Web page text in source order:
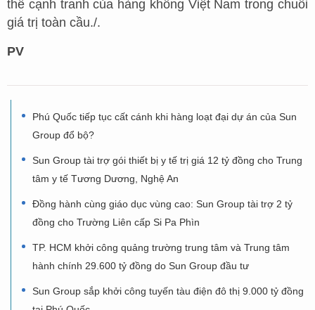
thế cạnh tranh của hàng không Việt Nam trong chuỗi
giá trị toàn cầu./.
PV
Phú Quốc tiếp tục cất cánh khi hàng loạt đại dự án của Sun
Group đổ bộ?
Sun Group tài trợ gói thiết bị y tế trị giá 12 tỷ đồng cho Trung
tâm y tế Tương Dương, Nghệ An
Đồng hành cùng giáo dục vùng cao: Sun Group tài trợ 2 tỷ
đồng cho Trường Liên cấp Si Pa Phìn
TP. HCM khởi công quảng trường trung tâm và Trung tâm
hành chính 29.600 tỷ đồng do Sun Group đầu tư
Sun Group sắp khởi công tuyến tàu điện đô thị 9.000 tỷ đồng